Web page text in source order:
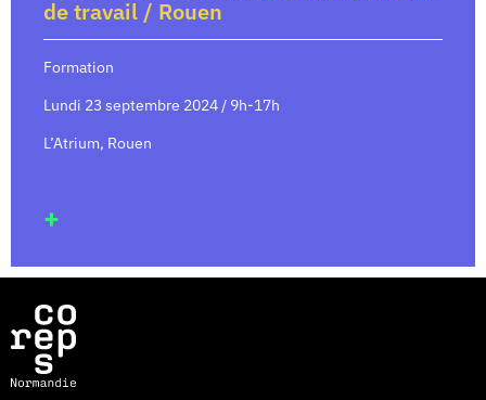
de travail / Rouen
Formation
Lundi 23 septembre 2024 / 9h-17h
L’Atrium, Rouen
+